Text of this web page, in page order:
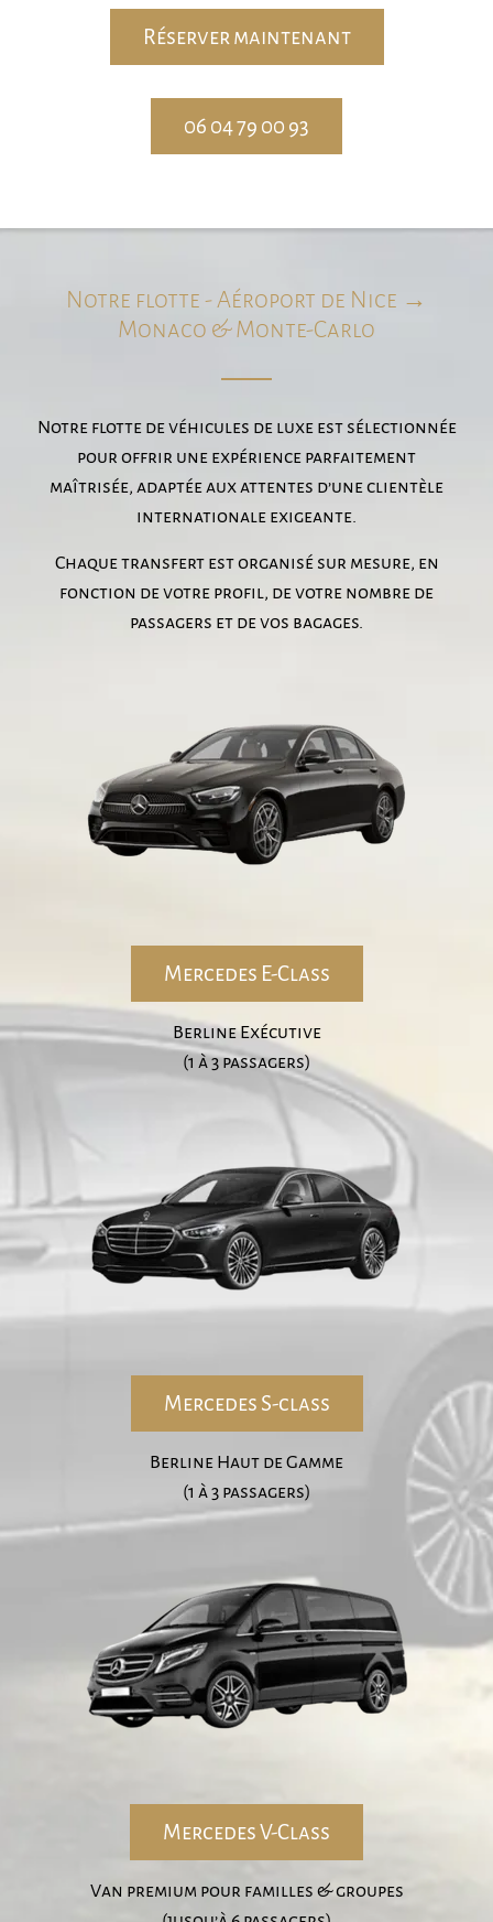
Réserver maintenant
06 04 79 00 93
Notre flotte - Aéroport de Nice →
Monaco & Monte-Carlo
Notre flotte de véhicules de luxe est sélectionnée
pour offrir une expérience parfaitement
maîtrisée, adaptée aux attentes d’une clientèle
internationale exigeante.
Chaque transfert est organisé sur mesure, en
fonction de votre profil, de votre nombre de
passagers et de vos bagages.
Mercedes E-Class
Berline Exécutive
(1 à 3 passagers)
Mercedes S-class
Berline Haut de Gamme
(1 à 3 passagers)
Mercedes V-Class
Van premium pour familles & groupes